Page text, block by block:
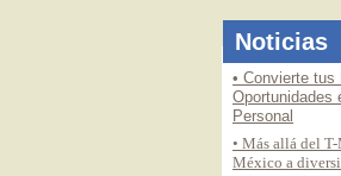
Noticias
• Más allá del
México a
• Convierte tus
Oportunidades
Personal